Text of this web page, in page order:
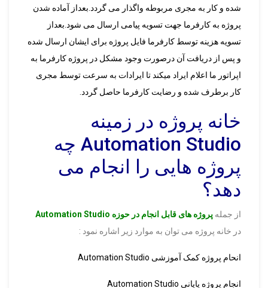
شده و کار به مجری مربوطه واگذار می گردد.بعداز آماده شدن
پروژه به کارفرما جهت تسویه پیامی ارسال می شود.بعداز
تسویه هزینه توسط کارفرما فایل پروژه برای ایشان ارسال شده
و پس از دریافت آن درصورت وجود مشکل در پروژه کارفرما به
اپراتور ما اعلام ایراد میکند تا ایرادات به سرعت توسط مجری
کار برطرف شده و رضایت کارفرما حاصل گردد.
خانه پروژه در زمینه
Automation Studio چه
پروژه هایی را انجام می
دهد؟
از جمله پروژه های قابل انجام در حوزه Automation Studio
در خانه پروژه می توان به موارد زیر اشاره نمود :
انحام پروژه کمک آموزشی Automation Studio
انجام پروژه پایانی Automation Studio